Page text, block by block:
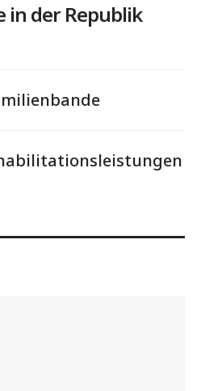
in der Republik